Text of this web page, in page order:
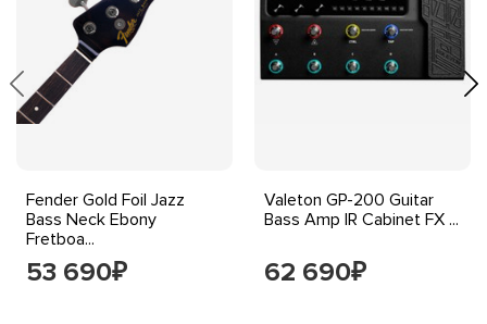
Fender Gold Foil Jazz
Bass Neck Ebony
Fretboa...
53 690₽
Valeton GP-200 Guitar
Bass Amp IR Cabinet FX ...
62 690₽